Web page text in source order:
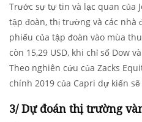
Trước sự tự tin và lạc quan của
tập đoàn, thị trường và các nhà
phiếu của tập đoàn vào mùa
còn 15,29 USD, khi chỉ số Dow
Theo nghiên cứu của Zacks
chính 2019 của Capri dự kiến ​​sẽ
3/ Dự đoán thị trường